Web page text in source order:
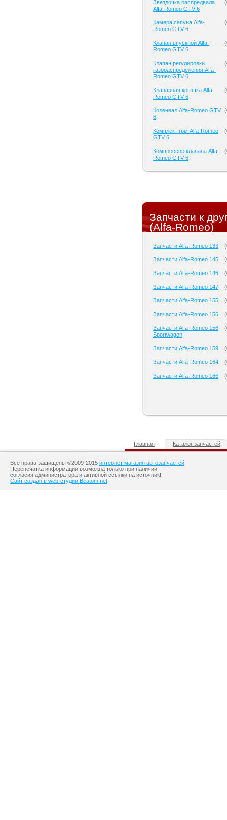
Звездочка распредвала
Alfa-Romeo GTV 6
(
Камера сапуна Alfa-
Romeo GTV 6
(
Клапан впускной Alfa-
Romeo GTV 6
(
Клапан регулировки
газораспределения Alfa-
Romeo GTV 6
(
Клапанная крышка Alfa-
Romeo GTV 6
(
Коленвал Alfa-Romeo GTV
6
(
Комплект грм Alfa-Romeo
GTV 6
(
Компрессор клапана Alfa-
Romeo GTV 6
(
Запчасти к
(Alfa-Romeo)
Запчасти Alfa-Romeo 133 (
Запчасти Alfa-Romeo 145 (
Запчасти Alfa-Romeo 146 (
Запчасти Alfa-Romeo 147 (
Запчасти Alfa-Romeo 155 (
Запчасти Alfa-Romeo 156 (
Запчасти Alfa-Romeo 156
Sportwagon
(
Запчасти Alfa-Romeo 159 (
Запчасти Alfa-Romeo 164 (
Запчасти Alfa-Romeo 166 (
Главная Каталог запчастей
Все права защищены ©2009-2015 интернет магазин автозапчастей
Перепечатка информации возможна только при наличии
согласия администратора и активной ссылки на источник!
Сайт создан в web-студии Beatom.net